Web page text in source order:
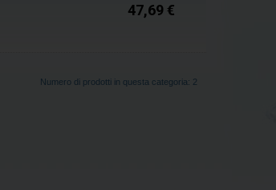
47,69 €
Numero di prodotti in questa categoria: 2